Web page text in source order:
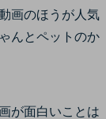
画のほうが人気
んとペットのか
が面白いことは